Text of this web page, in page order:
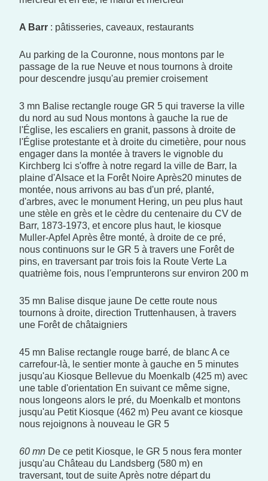
A Barr : pâtisseries, caveaux, restaurants
Au parking de la Couronne, nous montons par le
passage de la rue Neuve et nous tournons à droite
pour descendre jusqu'au premier croisement
3 mn Balise rectangle rouge GR 5 qui traverse la ville
du nord au sud Nous montons à gauche la rue de
l'Église, les escaliers en granit, passons à droite de
l'Église protestante et à droite du cimetière, pour nous
engager dans la montée à travers le vignoble du
Kirchberg Ici s'offre à notre regard la ville de Barr, la
plaine d'Alsace et la Forêt Noire Après20 minutes de
montée, nous arrivons au bas d'un pré‚ planté‚
d'arbres, avec le monument Hering, un peu plus haut
une stèle en grès et le cèdre du centenaire du CV de
Barr, 1873-1973, et encore plus haut, le kiosque
Muller-Apfel Après être monté‚ à droite de ce pré,
nous continuons sur le GR 5 à travers une Forêt de
pins, en traversant par trois fois la Route Verte La
quatrième fois, nous l'emprunterons sur environ 200 m
35 mn Balise disque jaune De cette route nous
tournons à droite, direction Truttenhausen, à travers
une Forêt de châtaigniers
45 mn Balise rectangle rouge barré‚ de blanc A ce
carrefour-là, le sentier monte à gauche en 5 minutes
jusqu'au Kiosque Bellevue du Moenkalb (425 m) avec
une table d'orientation En suivant ce même signe,
nous longeons alors le pré‚ du Moenkalb et montons
jusqu'au Petit Kiosque (462 m) Peu avant ce kiosque
nous rejoignons à nouveau le GR 5
60 mn De ce petit Kiosque, le GR 5 nous fera monter
jusqu'au Château du Landsberg (580 m) en
traversant, tout de suite Après notre départ du